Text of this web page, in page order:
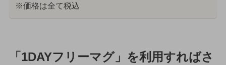
※価格は全て税込
「1DAYフリーマグ」を利用すればさ